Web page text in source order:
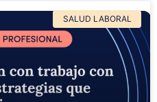
SALUD LABORAL